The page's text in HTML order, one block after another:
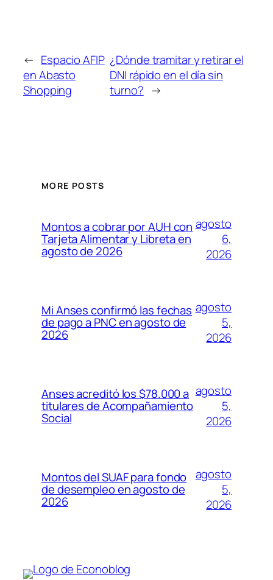
← Espacio AFIP
en Abasto
Shopping
¿Dónde tramitar y retirar el
DNI rápido en el día sin
turno? →
MORE POSTS
Montos a cobrar por AUH con
Tarjeta Alimentar y Libreta en
agosto de 2026
agosto
6,
2026
Mi Anses confirmó las fechas
de pago a PNC en agosto de
2026
agosto
5,
2026
Anses acreditó los $78.000 a
titulares de Acompañamiento
Social
agosto
5,
2026
Montos del SUAF para fondo
de desempleo en agosto de
2026
agosto
5,
2026